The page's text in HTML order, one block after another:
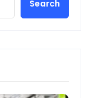
Search